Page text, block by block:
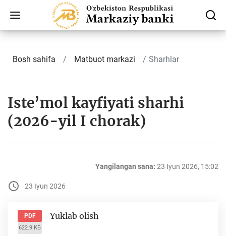
Bosh sahifa Matbuot markazi Sharhlar
Iste’mol kayfiyati sharhi
(2026-yil I chorak)
Yangilangan sana: 23 Iyun 2026, 15:02
23 Iyun 2026
PDF
622.9 КБ
Yuklab olish